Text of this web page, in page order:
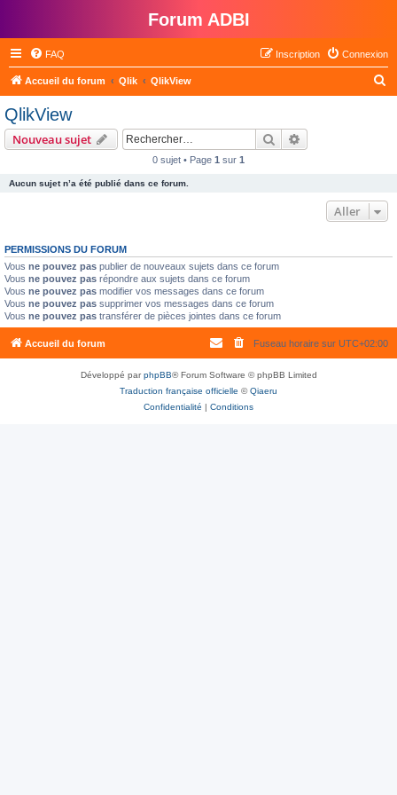
Forum ADBI
FAQ Connexion
Inscription
Accueil du forum Qlik QlikView
QlikView
Nouveau sujet Rechercher
0 sujet • Page 1 sur 1
Aucun sujet n’a été publié dans ce forum.
Aller
PERMISSIONS DU FORUM
Vous ne pouvez pas publier de nouveaux sujets dans ce forum
Vous ne pouvez pas répondre aux sujets dans ce forum
Vous ne pouvez pas modifier vos messages dans ce forum
Vous ne pouvez pas supprimer vos messages dans ce forum
Vous ne pouvez pas transférer de pièces jointes dans ce forum
Accueil du forum Fuseau horaire sur UTC+02:00
Développé parphpBB® Forum Software © phpBB Limited
Traduction française officielle ©Qiaeru
Confidentialité | Conditions